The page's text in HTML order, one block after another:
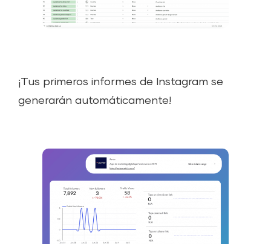
¡Tus primeros informes de Instagram se
generarán automáticamente!